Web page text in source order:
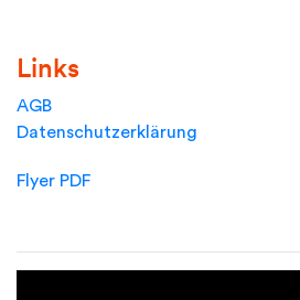
Links
AGB
Datenschutzerklärung
Flyer PDF